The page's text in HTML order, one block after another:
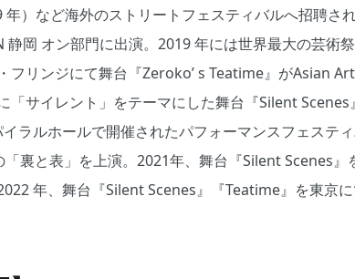
）など海外のストリートフェスティバルへ招聘され
岡 オン部門に出演。2019 年には世界最大の芸術
フリンジにて舞台『Zeroko’ s Teatime』がAsian
サイレント」をテーマにした舞台『Silent Scenes
ラルホールで開催されたパフォーマンスフェステ
裏と表」を上演。2021年、舞台『Silent Scenes』
年、舞台『Silent Scenes』『Teatime』を東京